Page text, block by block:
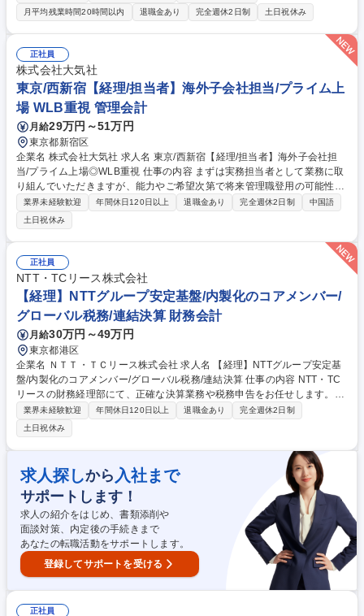
～決算業務・連結決算業務までお任せします。 【詳細】リーダー又は主任
クラスとして、月次・年次決算業務、税務対応、財務業務、各種明細作
成、システム導入支援業務、固定資産管理、海外子会社管理等をご担当い
ただきます。 募集職種 【東京/経理】MONO・PiT等ヒット商品保有の文
具メーカー/残業15時間程度
月平均残業時間20時間以内
退職金あり 完全週休2日制 土日祝休み
正社員
株式会社大気社
東京/西新宿【経理/担当者】海外子会社担当/プライム上
場 WLB重視 管理会計
月給29万円～51万円
東京都新宿区
企業名 株式会社大気社 求人名 東京/西新宿【経理/担当者】海外子会社担
当/プライム上場◎WLB重視 仕事の内容 まずは実務担当者として業務に取
り組んでいただきますが、能力やご希望次第で将来管理職登用の可能性も
ございます。 財務経理部経理課において、下記業務をご担当いただきま
す。 ・海外子会社（中国他）の会計処理レビュー・サポート ・監査法人
対応 ・社内外の関係者への会計税務面の説明・交渉 等 募集職種 東京/西新
宿【経理/担当者】海外子会社担当/プライム上場◎WLB重視
業界未経験歓迎 年間休日120日以上 退職金あり 完全週休2日制
中国語
土日祝休み
正社員
NTT・TCリース株式会社
【経理】NTTグループ安定基盤/内製化のコアメンバー/
グローバル税務/連結決算 財務会計
月給30万円～49万円
東京都港区
企業名 ＮＴＴ・ＴＣリース株式会社 求人名 【経理】NTTグループ安定基
盤/内製化のコアメンバー/グローバル税務/連結決算 仕事の内容 NTT・TC
リースの財務経理部にて、正確な決算業務や税務申告をお任せします。開
示書類の作成から経営幹部へのレポート、営業部門への会計・税務的支援
まで幅広く携わり、戦略的財務の実現を推進します。 【詳細】 ■決算業務
全般（月次・四半期・年度末決算、会社法計算書類や有価証券報告書の作
成） ■NTTおよび東京センチュリーへの決算データ報告、経営幹部への決
算情報のレポート ■各種財務施策の検討、新サービス等に係る会計処理の
整理 ■税務申告、税務調査対応、国際税務関連、固定資産経理業務 ■営業
部門が提案する新しいビジネスに対する会計・税務的支援 募集職種 【経
理】NTTグループ安定基盤/内製化のコアメンバー/グローバル税務/連結決
算
業界未経験歓迎 年間休日120日以上 退職金あり
完全週休2日制
土日祝休み
求人探しから 入社まで
サポートします！
求人の紹介をはじめ、書類添削や
面談対策、内定後の手続きまで
あなたの転職活動をサポートします。
登録してサポートを受ける
正社員